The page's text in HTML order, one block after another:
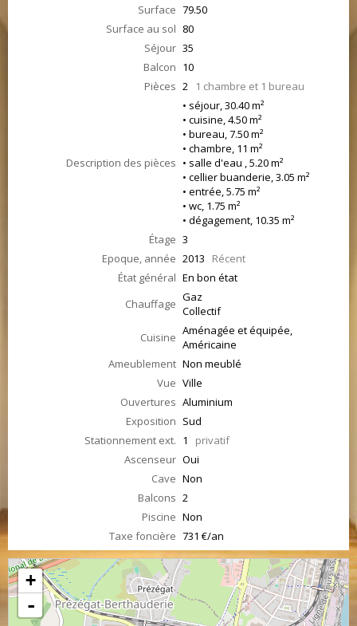
Surface 79.50
Surface au sol 80
Séjour 35
Balcon 10
Pièces 2 1 chambre et 1 bureau
Description des pièces
• séjour, 30.40 m²
• cuisine, 4.50 m²
• bureau, 7.50 m²
• chambre, 11 m²
• salle d'eau , 5.20 m²
• cellier buanderie, 3.05 m²
• entrée, 5.75 m²
• wc, 1.75 m²
• dégagement, 10.35 m²
Étage 3
Epoque, année 2013 Récent
État général En bon état
Chauffage Gaz
Collectif
Cuisine Aménagée et équipée,
Américaine
Ameublement Non meublé
Vue Ville
Ouvertures Aluminium
Exposition Sud
Stationnement ext. 1 privatif
Ascenseur Oui
Cave Non
Balcons 2
Piscine Non
Taxe foncière 731 €/an
+
-